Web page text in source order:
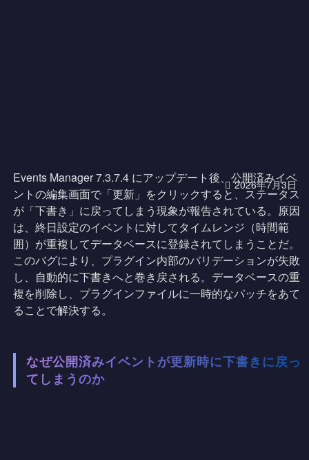
2026年7月3日
Events Manager 7.3.7.4 にアップデート後、公開済みイベ
ントの編集画面で「更新」をクリックすると、ステータス
が「下書き」に戻ってしまう現象が報告されている。原因
は、終日設定のイベントに対してタイムレンジ（時間範
囲）が重複してデータベースに登録されてしまうことだ。
このバグにより、プラグイン内部のバリデーションが失敗
し、自動的に下書きへと巻き戻される。データベースの重
複を削除し、プラグインファイルに一時的なパッチをあて
ることで解決する。
なぜ公開済みイベントが更新時に下書きに戻っ
てしまうのか